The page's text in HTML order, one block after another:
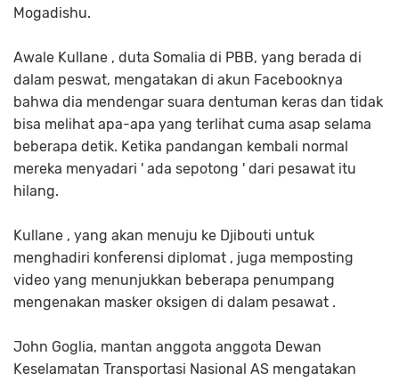
Mogadishu.
Awale Kullane , duta Somalia di PBB, yang berada di
dalam peswat, mengatakan di akun Facebooknya
bahwa dia mendengar suara dentuman keras dan tidak
bisa melihat apa-apa yang terlihat cuma asap selama
beberapa detik. Ketika pandangan kembali normal
mereka menyadari ' ada sepotong ' dari pesawat itu
hilang.
Kullane , yang akan menuju ke Djibouti untuk
menghadiri konferensi diplomat , juga memposting
video yang menunjukkan beberapa penumpang
mengenakan masker oksigen di dalam pesawat .
John Goglia, mantan anggota anggota Dewan
Keselamatan Transportasi Nasional AS mengatakan